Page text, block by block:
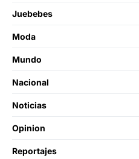
Juebebes
Moda
Mundo
Nacional
Noticias
Opinion
Reportajes